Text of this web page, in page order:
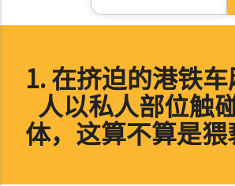
索
1. 在挤迫的港铁
人以私人部位触
体，这算不算是猥